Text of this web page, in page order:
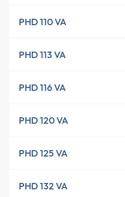
PHD 110 VA
PHD 113 VA
PHD 116 VA
PHD 120 VA
PHD 125 VA
PHD 132 VA